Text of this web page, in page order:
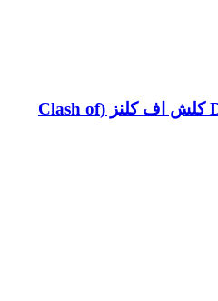
آفر DaRk DaYs SceNeRY کلش اف کلنز (Clash of